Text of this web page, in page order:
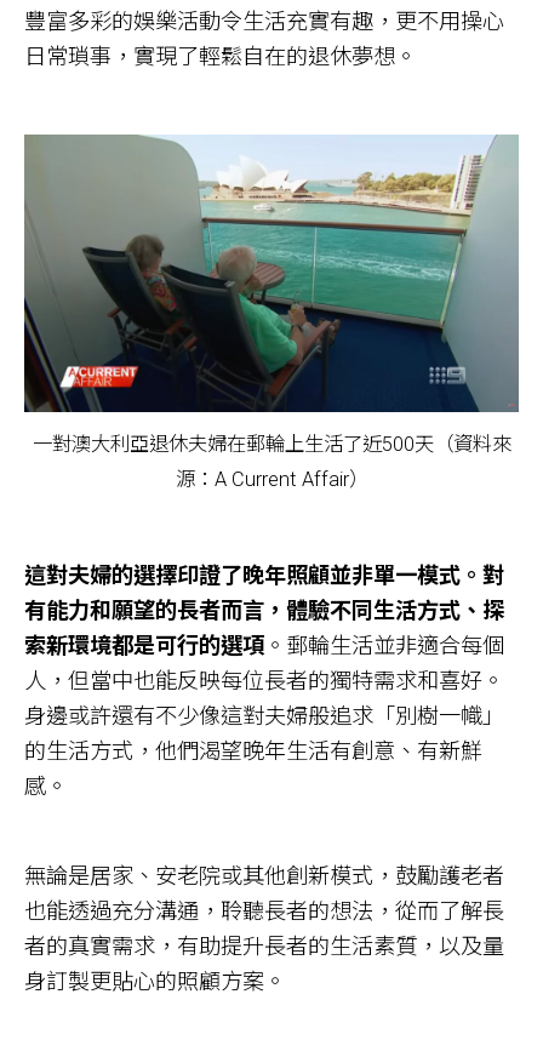
豐富多彩的娛樂活動令生活充實有趣，更不用操心
日常瑣事，實現了輕鬆自在的退休夢想。
一對澳大利亞退休夫婦在郵輪上生活了近500天（資料來
源：A Current Affair）
這對夫婦的選擇印證了晚年照顧並非單一模式。對
有能力和願望的長者而言，體驗不同生活方式、探
索新環境都是可行的選項 。郵輪生活並非適合每個
人，但當中也能反映每位長者的獨特需求和喜好。
身邊或許還有不少像這對夫婦般追求「別樹一幟」
的生活方式，他們渴望晚年生活有創意、有新鮮
感。
無論是居家、安老院或其他創新模式，鼓勵護老者
也能透過充分溝通，聆聽長者的想法，從而了解長
者的真實需求，有助提升長者的生活素質，以及量
身訂製更貼心的照顧方案。